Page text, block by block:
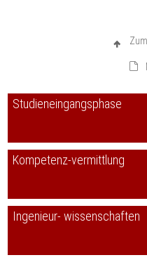
Studieneingangsphase
Kompetenz-vermittlung
Ingenieur- wissenschaften